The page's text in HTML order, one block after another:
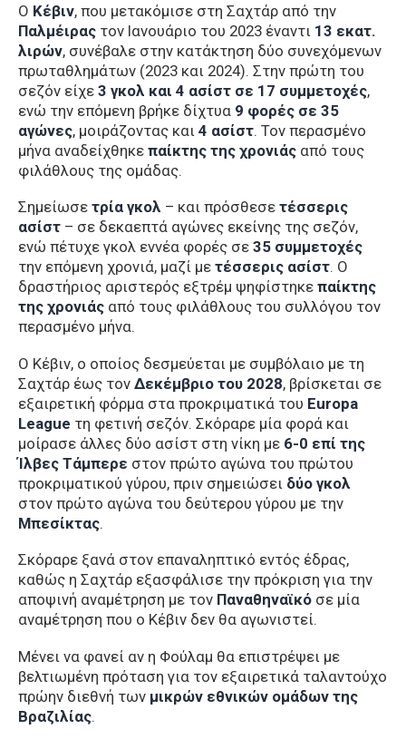
Ο Κέβιν, που μετακόμισε στη Σαχτάρ από την
Παλμέιρας τον Ιανουάριο του 2023 έναντι 13 εκατ.
λιρών, συνέβαλε στην κατάκτηση δύο συνεχόμενων
πρωταθλημάτων (2023 και 2024). Στην πρώτη του
σεζόν είχε 3 γκολ και 4 ασίστ σε 17 συμμετοχές,
ενώ την επόμενη βρήκε δίχτυα 9 φορές σε 35
αγώνες, μοιράζοντας και 4 ασίστ. Τον περασμένο
μήνα αναδείχθηκε παίκτης της χρονιάς από τους
φιλάθλους της ομάδας.
Σημείωσε τρία γκολ – και πρόσθεσε τέσσερις
ασίστ – σε δεκαεπτά αγώνες εκείνης της σεζόν,
ενώ πέτυχε γκολ εννέα φορές σε 35 συμμετοχές
την επόμενη χρονιά, μαζί με τέσσερις ασίστ. Ο
δραστήριος αριστερός εξτρέμ ψηφίστηκε παίκτης
της χρονιάς από τους φιλάθλους του συλλόγου τον
περασμένο μήνα.
Ο Κέβιν, ο οποίος δεσμεύεται με συμβόλαιο με τη
Σαχτάρ έως τον Δεκέμβριο του 2028, βρίσκεται σε
εξαιρετική φόρμα στα προκριματικά του Europa
League τη φετινή σεζόν. Σκόραρε μία φορά και
μοίρασε άλλες δύο ασίστ στη νίκη με 6-0 επί της
Ίλβες Τάμπερε στον πρώτο αγώνα του πρώτου
προκριματικού γύρου, πριν σημειώσει δύο γκολ
στον πρώτο αγώνα του δεύτερου γύρου με την
Μπεσίκτας.
Σκόραρε ξανά στον επαναληπτικό εντός έδρας,
καθώς η Σαχτάρ εξασφάλισε την πρόκριση για την
αποψινή αναμέτρηση με τον Παναθηναϊκό σε μία
αναμέτρηση που ο Κέβιν δεν θα αγωνιστεί.
Μένει να φανεί αν η Φούλαμ θα επιστρέψει με
βελτιωμένη πρόταση για τον εξαιρετικά ταλαντούχο
πρώην διεθνή των μικρών εθνικών ομάδων της
Βραζιλίας.